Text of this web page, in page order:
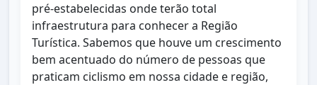
pré-estabelecidas onde terão total
infraestrutura para conhecer a Região
Turística. Sabemos que houve um crescimento
bem acentuado do número de pessoas que
praticam ciclismo em nossa cidade e região,